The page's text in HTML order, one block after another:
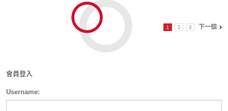
1 2 3 下一個
會員登入
Username: